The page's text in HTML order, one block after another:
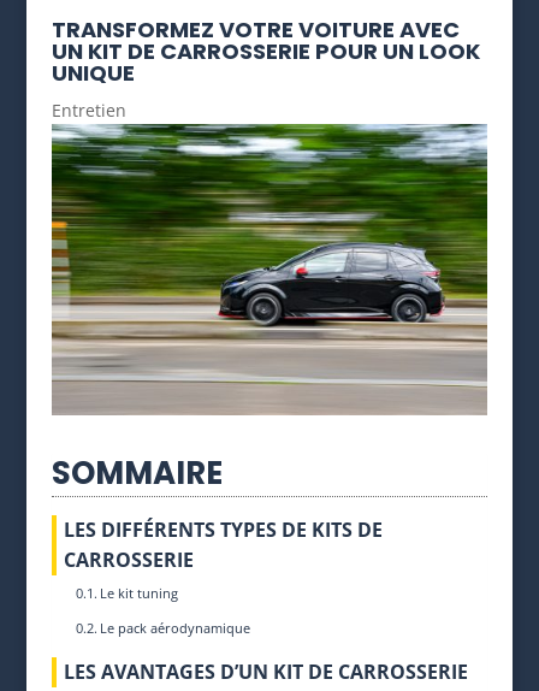
TRANSFORMEZ VOTRE VOITURE AVEC
UN KIT DE CARROSSERIE POUR UN LOOK
UNIQUE
Entretien
SOMMAIRE
LES DIFFÉRENTS TYPES DE KITS DE
CARROSSERIE
Le kit tuning
Le pack aérodynamique
LES AVANTAGES D’UN KIT DE CARROSSERIE